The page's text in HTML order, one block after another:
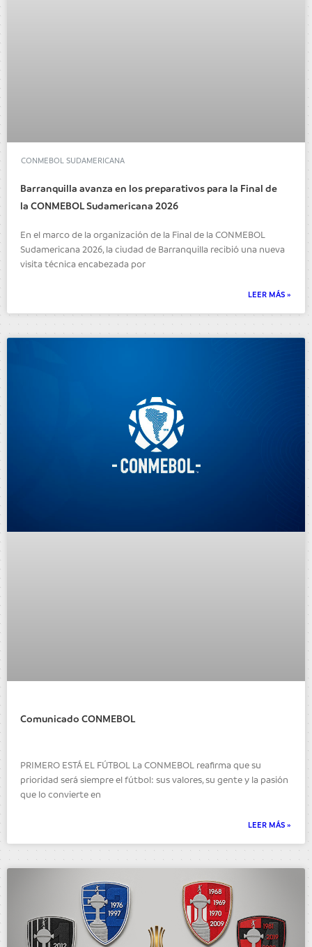
CONMEBOL SUDAMERICANA
Barranquilla avanza en los preparativos para la Final de
la CONMEBOL Sudamericana 2026
En el marco de la organización de la Final de la CONMEBOL
Sudamericana 2026, la ciudad de Barranquilla recibió una nueva
visita técnica encabezada por
LEER MÁS »
Comunicado CONMEBOL
PRIMERO ESTÁ EL FÚTBOL La CONMEBOL reafirma que su
prioridad será siempre el fútbol: sus valores, su gente y la pasión
que lo convierte en
LEER MÁS »